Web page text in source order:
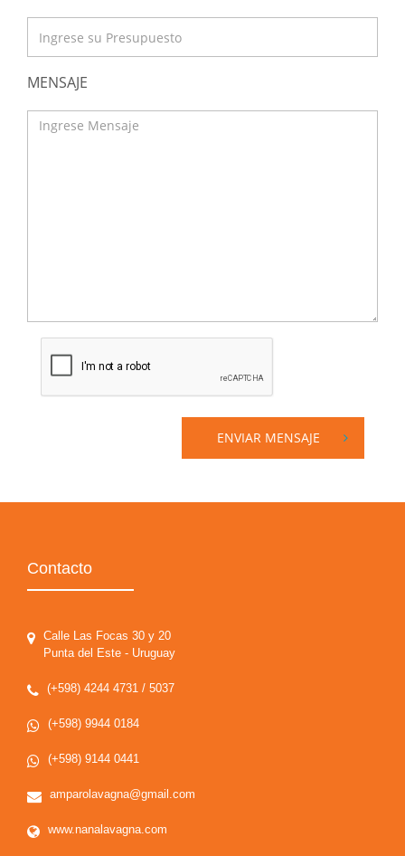
MENSAJE
ENVIAR MENSAJE
Contacto
Calle Las Focas 30 y 20
Punta del Este - Uruguay
(+598) 4244 4731 / 5037
(+598) 9944 0184
(+598) 9144 0441
amparolavagna@gmail.com
www.nanalavagna.com